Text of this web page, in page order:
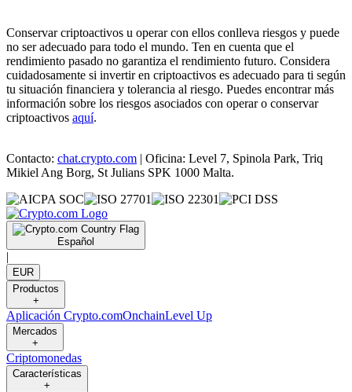
Conservar criptoactivos u operar con ellos conlleva riesgos y puede
no ser adecuado para todo el mundo. Ten en cuenta que el
rendimiento pasado no garantiza el rendimiento futuro. Considera
cuidadosamente si invertir en criptoactivos es adecuado para ti según
tu situación financiera y tolerancia al riesgo. Puedes encontrar más
información sobre los riesgos asociados con operar o conservar
criptoactivos aquí.
Contacto: chat.crypto.com | Oficina: Level 7, Spinola Park, Triq
Mikiel Ang Borg, St Julians SPK 1000 Malta.
Español
|
EUR
Productos
+
Aplicación Crypto.comOnchainLevel Up
Mercados
+
Criptomonedas
Características
+